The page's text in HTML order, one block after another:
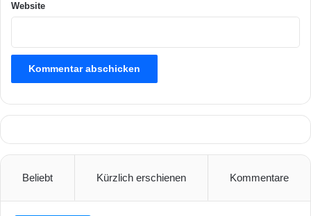
Website
Beliebt Kürzlich erschienen Kommentare